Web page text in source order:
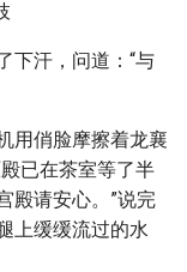
下汗，问道：“与
用俏脸摩擦着龙襄
已在茶室等了半
殿请安心。”说完
上缓缓流过的水